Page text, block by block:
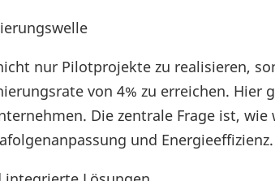
nur Pilotprojekte zu realisieren,
von 4% zu erreichen.
Die zentrale Frage ist,
und Energieeffizienz.